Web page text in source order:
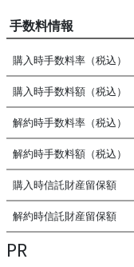
手数料情報
購入時手数料率（税込）
購入時手数料額（税込）
解約時手数料率（税込）
解約時手数料額（税込）
購入時信託財産留保額
解約時信託財産留保額
PR